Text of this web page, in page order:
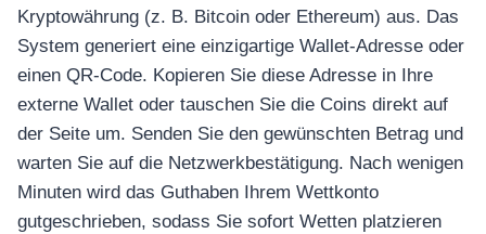
Kryptowährung (z. B. Bitcoin oder Ethereum) aus. Das
System generiert eine einzigartige Wallet-Adresse oder
einen QR-Code. Kopieren Sie diese Adresse in Ihre
externe Wallet oder tauschen Sie die Coins direkt auf
der Seite um. Senden Sie den gewünschten Betrag und
warten Sie auf die Netzwerkbestätigung. Nach wenigen
Minuten wird das Guthaben Ihrem Wettkonto
gutgeschrieben, sodass Sie sofort Wetten platzieren